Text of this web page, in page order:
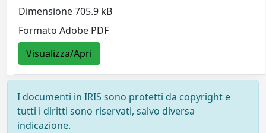
Dimensione 705.9 kB
Formato Adobe PDF
Visualizza/Apri
I documenti in IRIS sono protetti da copyright e
tutti i diritti sono riservati, salvo diversa
indicazione.